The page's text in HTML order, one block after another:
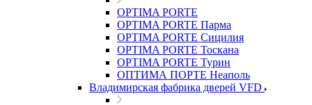
OPTIMA PORTE
OPTIMA PORTE Парма
OPTIMA PORTE Сицилия
OPTIMA PORTE Тоскана
OPTIMA PORTE Турин
ОПТИМА ПОРТЕ Неаполь
Владимирская фабрика дверей VFD